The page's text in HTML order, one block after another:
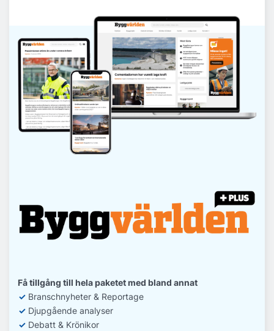
Få tillgång till hela paketet med bland annat
✓ Branschnyheter & Reportage
✓ Djupgående analyser
✓ Debatt & Krönikor